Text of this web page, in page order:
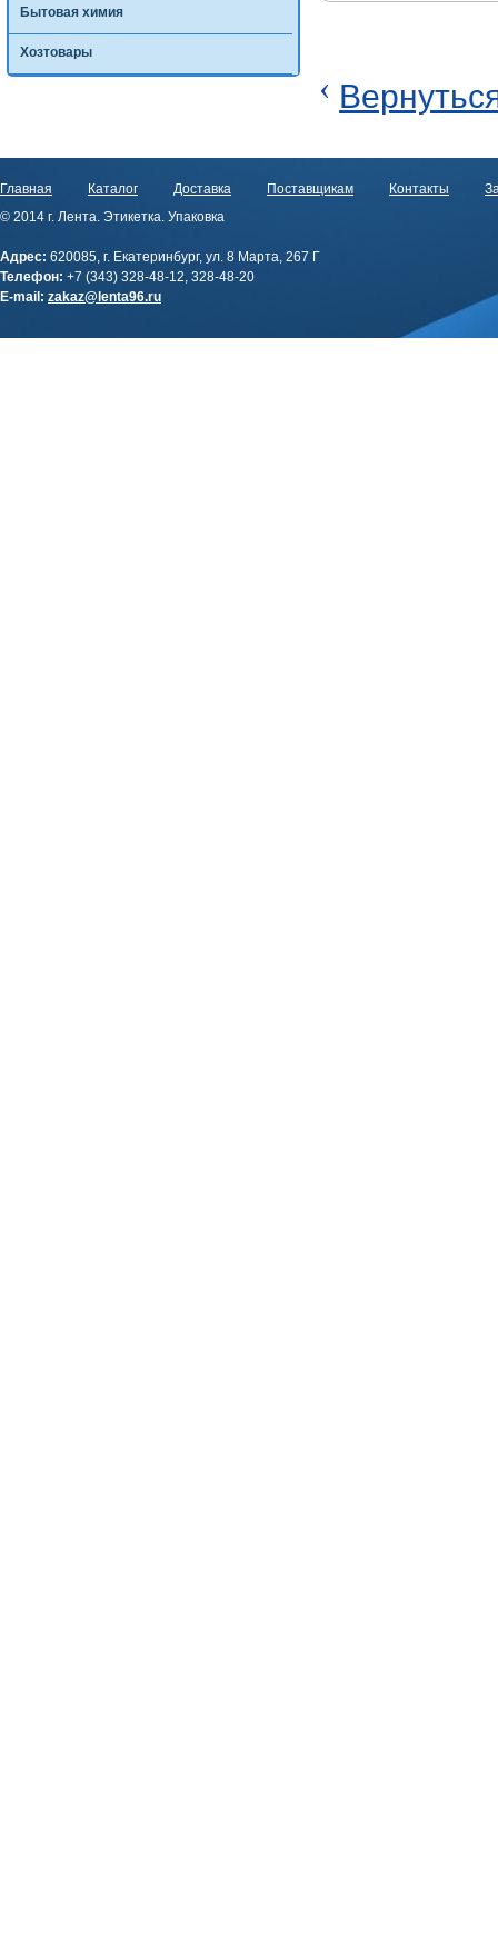
Бытовая химия
Хозтовары
‹
Главная Каталог Доставка Поставщикам Контакты
© 2014 г. Лента. Этикетка. Упаковка
Адрес: 620085, г. Екатеринбург, ул. 8 Марта, 267 Г
Телефон: +7 (343) 328-48-12, 328-48-20
E-mail: zakaz@lenta96.ru